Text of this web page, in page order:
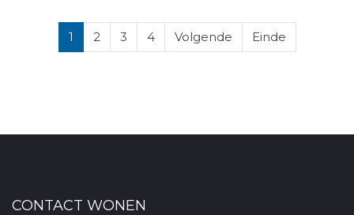
1 2 3 4 Volgende Einde
CONTACT WONEN